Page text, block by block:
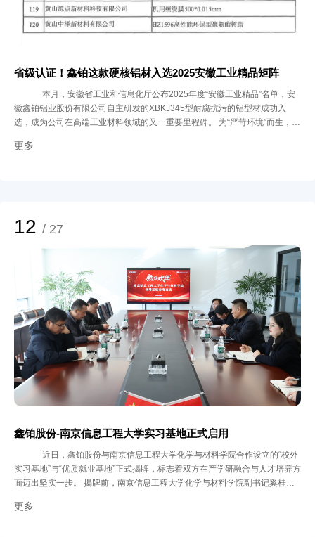
省级认证！鑫铂这款硬核铝材入选2025安徽工业精品矩阵
本月，安徽省工业和信息化厅公布2025年度“安徽工业精品”名单，安
徽鑫铂铝业股份有限公司自主研发的XBKJ345型耐腐抗污的铝型材成功入
选，成为公司在高端工业材料领域的又一重要里程碑。 为“严苛环境”而生，何
性、轻量化、耐腐蚀 三大特性。XBKJ345型铝型材正是基于这一目标研发，
足“强、韧、延”的力学高标准，更在长期耐腐蚀与抗污方面表现卓越，成为应
对复杂工况的可靠选择。 从实验室到生产线，何以落地？ 鑫铂股份组建由院
士、材料专家、工艺工程师组成的专项研发团队，构建 “市场需求 - 技术攻关 -
性能验证” 的正向研发体系。通过高通量计算，优化合金成分；借助仿真智能
虚拟制造技术设计挤压参数与涂层工艺，启用智能化中试生产线，按照工业化
标准小批量生产，全程追踪材料关键指标，全链协同突破。经过多轮试制优
化，产品技术成熟度达标后，正式启动规模化生产。依托鑫铂股份完善的铝加
工产业链，整合熔炼、挤压、表面处理等核心环节，搭建自动化生产线与数字
化质量管控系统，让实验室里的 “硬核技术” 真正转化为赋能产业的 “实用精
品”。 于关键领域显担当，何以运用？ 目前，该产品已广泛应用于鑫铂股份两
大核心产品线： 高强韧耐腐蚀轨道交通铝型材，用于车辆、高铁两侧接触网
关键结构，性能超越行业标准； 高性能太阳能光伏铝型材，为光伏组件提供
长效防腐保障，助力电站稳定运行。 产品已逐步实现进口替代并走向国际市
场，以实力诠释“安徽制造”的材料竞争力。 入“精品矩阵”之列，何以赋能？
获奖，不仅展现了鑫铂股份在关键材料领域的自主创新与系统集成能力，也呼
来，鑫铂股份将继续以技术为根、以品质为本，推出更多高性能铝材解决方
案，助力“安徽制造”向“安徽精品”持续迈进。
更多
12 / 27
鑫铂股份-南京信息工程大学实习基地正式启用
近日，鑫铂股份与南京信息工程大学化学与材料学院合作设立的“校外
实习基地”与“优质就业基地”正式揭牌，标志着双方在产学研融合与人才培养方
面迈出坚实一步。 揭牌前，南京信息工程大学化学与材料学院副书记奚桂
厅，深入了解公司在材料研发、工艺与产业应用方面的成果。 座谈共识：双
更多